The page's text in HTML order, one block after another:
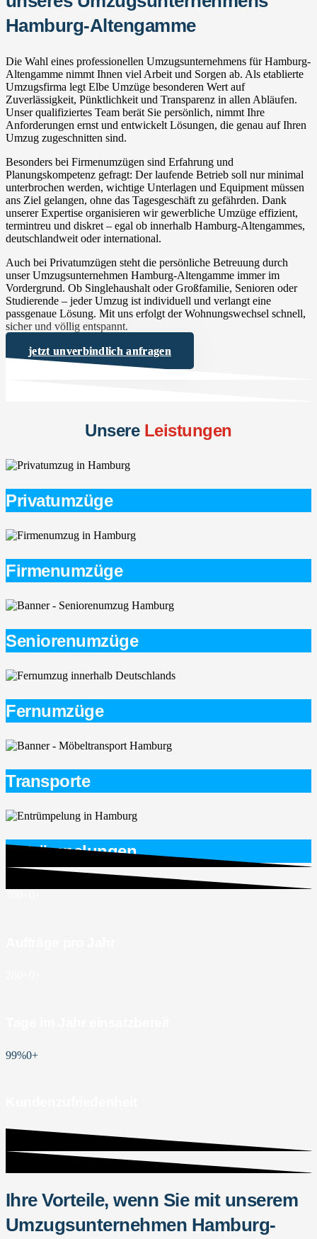
Hamburg-Altengamme
Die Wahl eines professionellen Umzugsunternehmens für Hamburg-
Altengamme nimmt Ihnen viel Arbeit und Sorgen ab. Als etablierte
Umzugsfirma legt Elbe Umzüge besonderen Wert auf
Zuverlässigkeit, Pünktlichkeit und Transparenz in allen Abläufen.
Unser qualifiziertes Team berät Sie persönlich, nimmt Ihre
Anforderungen ernst und entwickelt Lösungen, die genau auf Ihren
Umzug zugeschnitten sind.
Besonders bei Firmenumzügen sind Erfahrung und
Planungskompetenz gefragt: Der laufende Betrieb soll nur minimal
unterbrochen werden, wichtige Unterlagen und Equipment müssen
ans Ziel gelangen, ohne das Tagesgeschäft zu gefährden. Dank
unserer Expertise organisieren wir gewerbliche Umzüge effizient,
termintreu und diskret – egal ob innerhalb Hamburg-Altengammes,
deutschlandweit oder international.
Auch bei Privatumzügen steht die persönliche Betreuung durch
unser Umzugsunternehmen Hamburg-Altengamme immer im
Vordergrund. Ob Singlehaushalt oder Großfamilie, Senioren oder
Studierende – jeder Umzug ist individuell und verlangt eine
passgenaue Lösung. Mit uns erfolgt der Wohnungswechsel schnell,
sicher und völlig entspannt.
jetzt unverbindlich anfragen
UnsereLeistungen
Privatumzüge
Firmenumzüge
Seniorenumzüge
Fernumzüge
Transporte
Entrümpelungen
99%0+
Ihre Vorteile, wenn Sie mit unserem
Umzugsunternehmen Hamburg-